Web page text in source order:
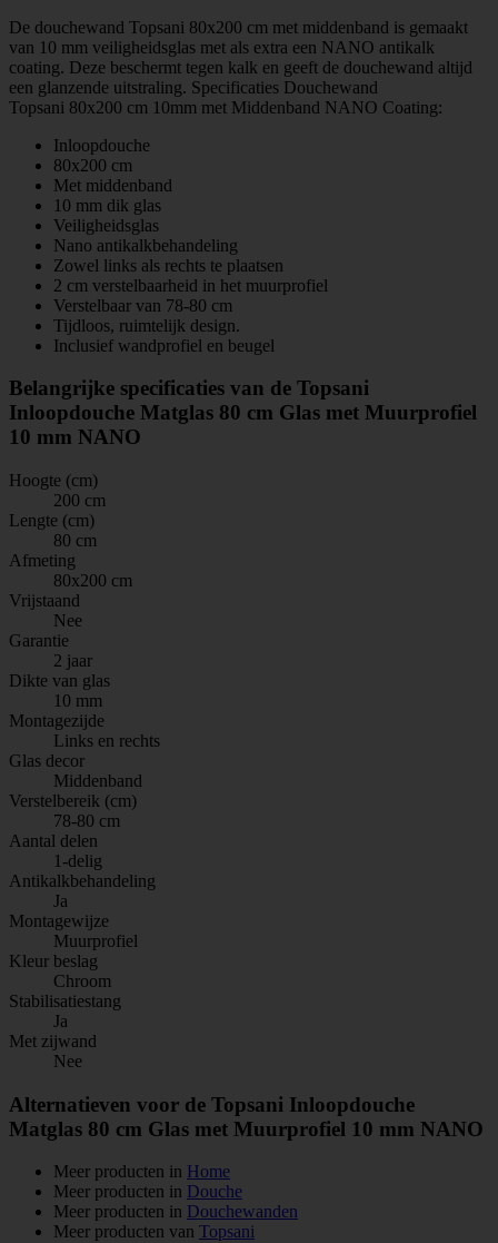
De douchewand Topsani 80x200 cm met middenband is gemaakt
van 10 mm veiligheidsglas met als extra een NANO antikalk
coating. Deze beschermt tegen kalk en geeft de douchewand altijd
een glanzende uitstraling. Specificaties Douchewand
Topsani 80x200 cm 10mm met Middenband NANO Coating:
Inloopdouche
80x200 cm
Met middenband
10 mm dik glas
Veiligheidsglas
Nano antikalkbehandeling
Zowel links als rechts te plaatsen
2 cm verstelbaarheid in het muurprofiel
Verstelbaar van 78-80 cm
Tijdloos, ruimtelijk design.
Inclusief wandprofiel en beugel
Belangrijke specificaties van de Topsani
Inloopdouche Matglas 80 cm Glas met Muurprofiel
10 mm NANO
Hoogte (cm)
200 cm
Lengte (cm)
80 cm
Afmeting
80x200 cm
Vrijstaand
Nee
Garantie
2 jaar
Dikte van glas
10 mm
Montagezijde
Links en rechts
Glas decor
Middenband
Verstelbereik (cm)
78-80 cm
Aantal delen
1-delig
Antikalkbehandeling
Ja
Montagewijze
Muurprofiel
Kleur beslag
Chroom
Stabilisatiestang
Ja
Met zijwand
Nee
Alternatieven voor de Topsani Inloopdouche
Matglas 80 cm Glas met Muurprofiel 10 mm NANO
Meer producten in Home
Meer producten in Douche
Meer producten in Douchewanden
Meer producten van Topsani